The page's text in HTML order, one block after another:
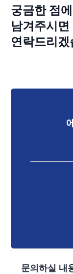
궁금한 점
남겨주시
연락드리
문의하실 내